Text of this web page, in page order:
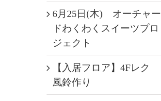
6月25日(木) オーチャー
ドわくわくスイーツプロ
ジェクト
【入居フロア】4Fレク
風鈴作り